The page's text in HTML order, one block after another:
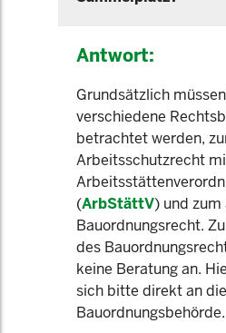
Antwort:
Grundsätzlich
verschiedene
betrachtet werden,
Arbeitsschutzrecht
(ArbStättV) und
Bauordnungsrecht.
des
keine Beratung an.
sich bitte direkt an
Bauordnungsbehörde.